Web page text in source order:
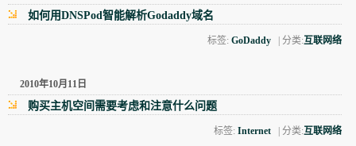
如何用DNSPod智能解析Godaddy域名
标签:GoDaddy | 分类:互联网络
2010年10月11日
购买主机空间需要考虑和注意什么问题
标签:Internet | 分类:互联网络